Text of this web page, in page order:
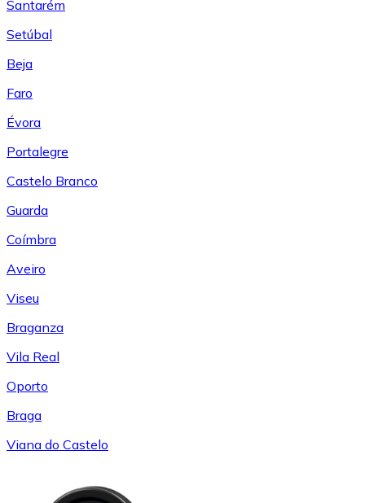
Santarém
Setúbal
Beja
Faro
Évora
Portalegre
Castelo Branco
Guarda
Coímbra
Aveiro
Viseu
Braganza
Vila Real
Oporto
Braga
Viana do Castelo